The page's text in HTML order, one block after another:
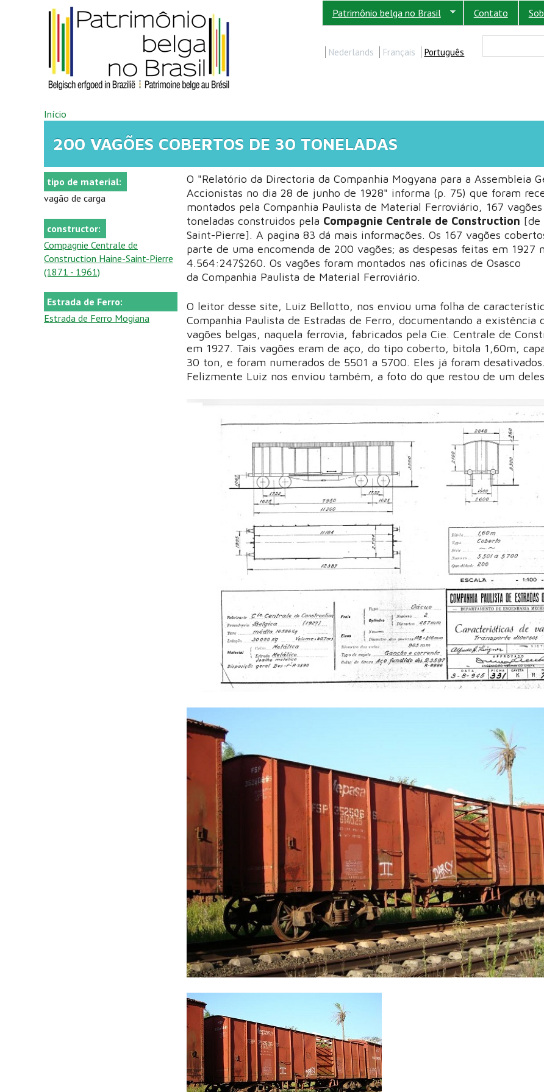
Pular para o conteúdo principal Patrimônio belga no Brasil Contato
Nederlands Français Português
VOCÊ ESTÁ AQUI
Início
200 VAGÕES COBERTOS DE 30 TONELADAS
tipo de material:
vagão de carga
constructor:
Compagnie Centrale de
Construction Haine-Saint-Pierre
(1871 - 1961)
Estrada de Ferro:
Estrada de Ferro Mogiana
O "Relatório da Directoria da Companhia Mogyana para a Assembleia
Accionistas no dia 28 de junho de 1928" informa (p. 75) que foram
montados pela Companhia Paulista de Material Ferroviário, 167
toneladas construidos pela Compagnie Centrale de Construction [de
Saint-Pierre]. A pagina 83 dá mais informações. Os 167 vagões
parte de uma encomenda de 200 vagões; as despesas feitas em 1927
4.564:247$260. Os vagões foram montados nas oficinas de Osasco
da Companhia Paulista de Material Ferroviário.
O leitor desse site, Luiz Bellotto, nos enviou uma folha de
Companhia Paulista de Estradas de Ferro, documentando a existência
vagões belgas, naquela ferrovia, fabricados pela Cie. Centrale de
em 1927. Tais vagões eram de aço, do tipo coberto, bitola 1,60m,
30 ton, e foram numerados de 5501 a 5700. Eles já foram desativados.
Felizmente Luiz nos enviou também, a foto do que restou de um